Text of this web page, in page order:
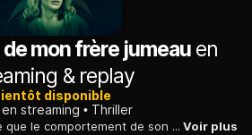
de mon frère jumeau en
& replay
disponible
en streaming
Thriller
Une jeune femme trouve que le comportement de son mari a changé. Elle se rend compte que le jumeau de son époux a pris sa place. Voir plus